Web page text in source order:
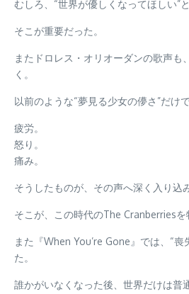
むしろ、“世界が優しくなってほしい”
そこが重要だった。
またドロレス・オリオーダンの歌声も
く。
以前のような“夢見る少女の儚さ”だけで
疲労。
怒り。
痛み。
そうしたものが、その声へ深く入り込
そこが、この時代のThe Cranberriesを
また『When You’re Gone』では、“喪
た。
誰かがいなくなった後、世界だけは普